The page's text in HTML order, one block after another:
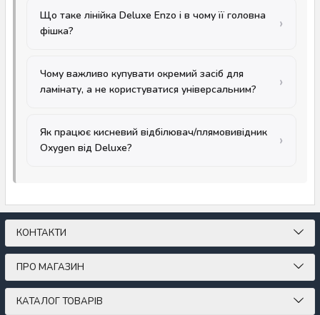
Що таке лінійка Deluxe Enzo і в чому її головна
фішка?
Чому важливо купувати окремий засіб для
ламінату, а не користуватися універсальним?
Як працює кисневий відбілювач/плямовивідник
Oxygen від Deluxe?
КОНТАКТИ
ПРО МАГАЗИН
КАТАЛОГ ТОВАРІВ